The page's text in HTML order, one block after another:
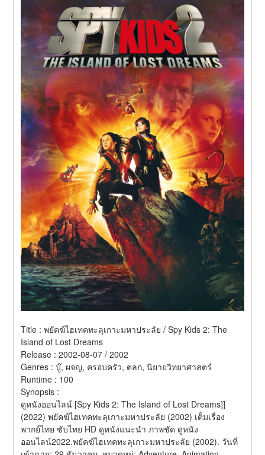
Title : พยัคฆ์ไฮเทคทะลุเกาะมหาประลัย / Spy Kids 2: The
Island of Lost Dreams
Release : 2002-08-07 / 2002
Genres : บู๊, ผจญ, ครอบครัว, ตลก, นิยายวิทยาศาสตร์
Runtime : 100
Synopsis :
ดูหนังออนไลน์ [Spy Kids 2: The Island of Lost Dreams]]
(2022) พยัคฆ์ไฮเทคทะลุเกาะมหาประลัย (2002) เต็มเรื่อง
พากย์ไทย ซับไทย HD ดูหนังแนะนำ ภาพชัด ดูหนัง
ออนไลน์2022.พยัคฆ์ไฮเทคทะลุเกาะมหาประลัย (2002). วันที่